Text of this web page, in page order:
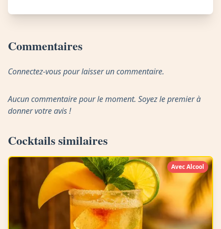
Commentaires
Connectez-vous pour laisser un commentaire.
Aucun commentaire pour le moment. Soyez le premier à
donner votre avis !
Cocktails similaires
Avec Alcool